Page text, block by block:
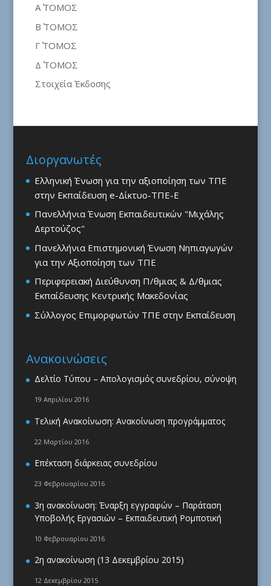
Α΄ ΤΟΜΟΣ
Β΄ ΤΟΜΟΣ
Γ΄ ΤΟΜΟΣ
Δ΄ ΤΟΜΟΣ
Στοιχεία Έκδοσης
Διοργανωτές
Ελληνική Ένωση για την αξιοποίηση των ΤΠΕ
στην Εκπαίδευση e-Δίκτυο-ΤΠΕ-Ε
Πανελλήνια Ένωση Εκπαιδευτικών "Μιχάλης
Δερτούζος"
Πανελλήνια Επιστημονική Ένωση Νηπιαγωγών
για την Αξιοποίηση των ΤΠΕ
Περιφερειακή Διεύθυνση Π/θμιας & Δ/θμιας
Εκπαίδευσης Κεντρικής Μακεδονίας
Σύλλογος Επιμορφωτών ΤΠΕ στην Εκπαίδευση
Ανακοινώσεις
Δελτίο Τύπου – Απολογισμός συνεδρίου, σύνοψη
19 Απριλίου 2016
Τελική Ανακοίνωση: Ανακοίνωση προγράμματος
22 Μαρτίου 2016
Επέκταση διάρκειας συνεδρίου
23 Φεβρουαρίου 2016
3η ανακοίνωση: Έναρξη εγγραφών – Παράταση
Υποβολής Εργασιών – Εκπαιδευτική Ρομποτική
10 Φεβρουαρίου 2016
2η ανακοίνωση (13 Δεκεμβρίου 2015)
12 Δεκεμβρίου 2015